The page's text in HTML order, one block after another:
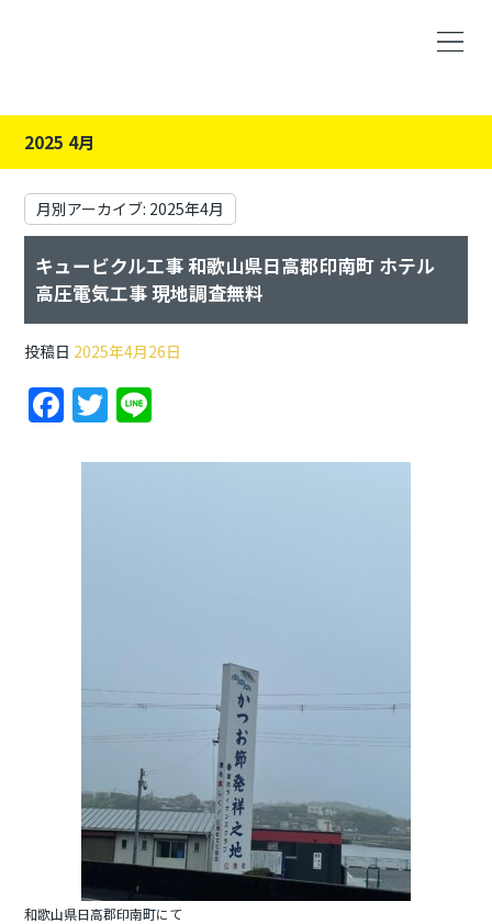
2025 4月
月別アーカイブ: 2025年4月
キュービクル工事 和歌山県日高郡印南町 ホテル
高圧電気工事 現地調査無料
投稿日 2025年4月26日
F
a
c
T
w
itte
和歌山県日高郡印南町にて